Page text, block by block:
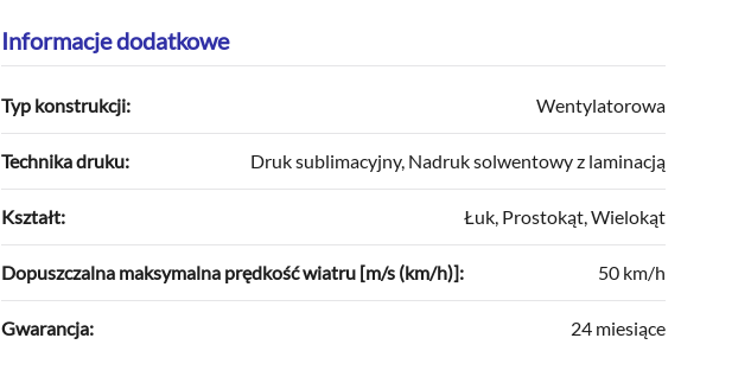
Informacje dodatkowe
Typ konstrukcji: Wentylatorowa
Technika druku: Druk sublimacyjny, Nadruk solwentowy z laminacją
Kształt: Łuk, Prostokąt, Wielokąt
Dopuszczalna maksymalna prędkość wiatru [m/s (km/h)]: 50 km/h
Gwarancja: 24 miesiące